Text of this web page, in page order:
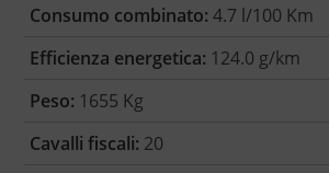
Consumo combinato: 4.7 l/100 Km
Efficienza energetica: 124.0 g/km
Peso: 1655 Kg
Cavalli fiscali: 20